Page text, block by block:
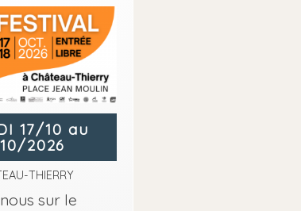
17/10 au
2026
THIERRY
sur le